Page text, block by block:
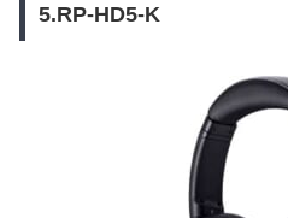
5.RP-HD5-K